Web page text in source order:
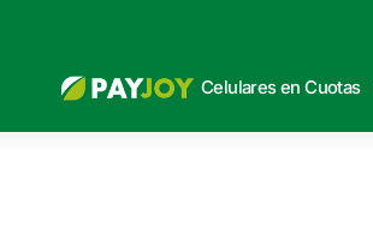
Celulares en Cuotas